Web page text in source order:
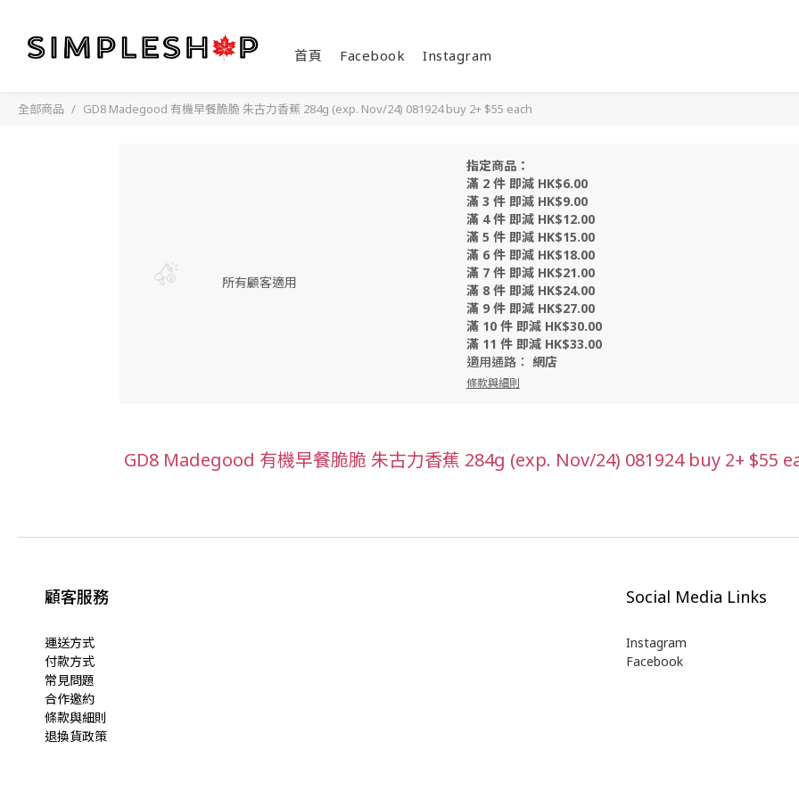
首頁 Facebook Instagram
全部商品 GD8 Madegood 有機早餐脆脆 朱古力香蕉 284g (exp. Nov/24) 081924 buy 2+ $55 each
所有顧客適用
指定商品：
滿 2 件 即減 HK$6.00
滿 3 件 即減 HK$9.00
滿 4 件 即減 HK$12.00
滿 5 件 即減 HK$15.00
滿 6 件 即減 HK$18.00
滿 7 件 即減 HK$21.00
滿 8 件 即減 HK$24.00
滿 9 件 即減 HK$27.00
滿 10 件 即減 HK$30.00
滿 11 件 即減 HK$33.00
適用通路： 網店
條款與細則
GD8 Madegood 有機早餐脆脆 朱古力香蕉 284g (exp. Nov/24) 081924 buy 2+ $55
顧客服務
運送方式
付款方式
常見問題
合作邀約
條款與細則
退換貨政策
Social Media Links
Instagram
Facebook